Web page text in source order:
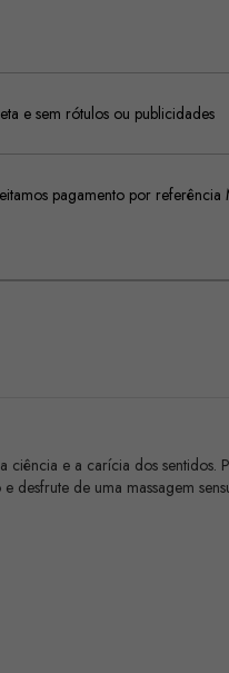
e sem rótulos ou publicidades
pagamento por referência
e a carícia dos sentidos.
desfrute de uma massagem